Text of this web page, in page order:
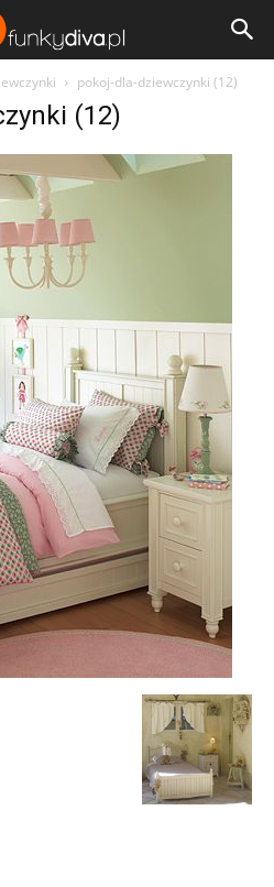
pokoj-dla-dziewczynki (12)
(12)